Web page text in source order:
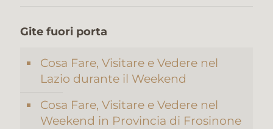
Gite fuori porta
Cosa Fare, Visitare e Vedere nel
Lazio durante il Weekend
Cosa Fare, Visitare e Vedere nel
Weekend in Provincia di Frosinone